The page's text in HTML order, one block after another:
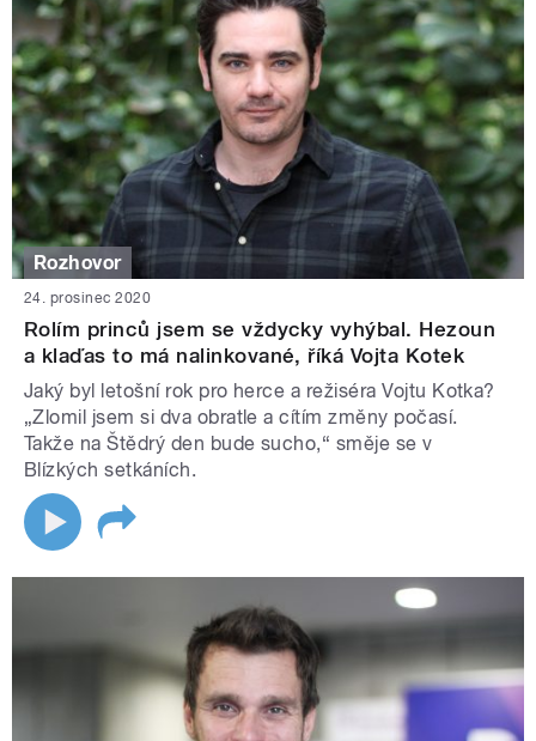
Rozhovor
24. prosinec 2020
Rolím princů jsem se vždycky vyhýbal. Hezoun
a klaďas to má nalinkované, říká Vojta Kotek
Jaký byl letošní rok pro herce a režiséra Vojtu Kotka?
„Zlomil jsem si dva obratle a cítím změny počasí.
Takže na Štědrý den bude sucho,“ směje se v
Blízkých setkáních.